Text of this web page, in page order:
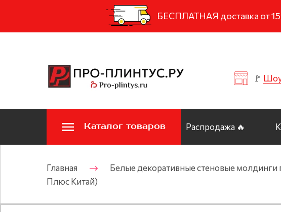
БЕСПЛАТНАЯ доставка от
🚩
Каталог товаров Распродажа 🔥
Главная Белые декоративные стеновые молдинги
Плюс Китай)